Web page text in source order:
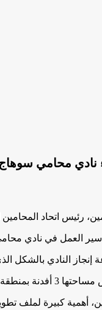
نادي محامي
رئيس اتحاد
العمل في نادي
النادي بالشكل
سوهاج الجديدة.
أهمية كبيرة لملف